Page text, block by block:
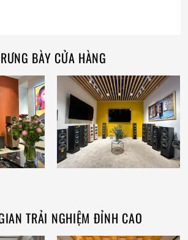
BÀY CỬA HÀNG
TRẢI NGHIỆM ĐỈNH CAO